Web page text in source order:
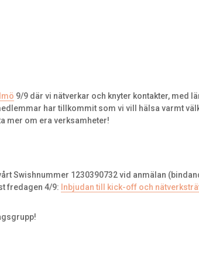
9/9 där vi nätverkar och knyter kontakter, med
har tillkommit som vi vill hälsa varmt
mer om era verksamheter!
Swishnummer 1230390732 vid anmälan
fredagen 4/9: Inbjudan till kick-off och